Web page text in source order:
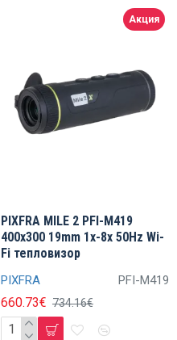
Акция
PIXFRA PFI-M419
PIXFRA MILE 2 PFI-M419
400x300 19mm 1x-8x 50Hz Wi-
Fi тепловизор
660.73€ 734.16€